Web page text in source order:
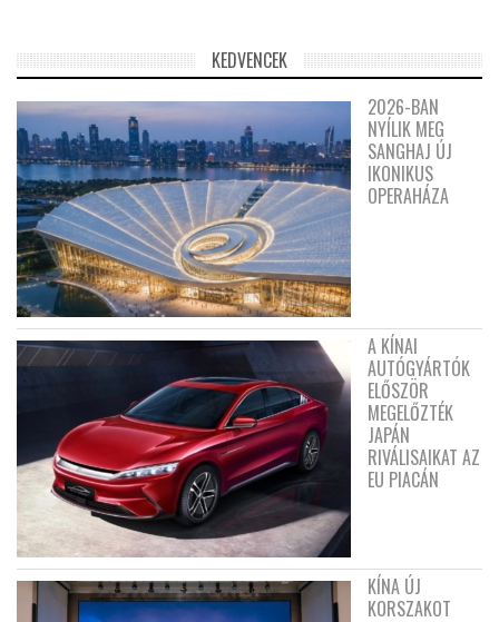
KEDVENCEK
2026-BAN
NYÍLIK MEG
SANGHAJ ÚJ
IKONIKUS
OPERAHÁZA
A KÍNAI
AUTÓGYÁRTÓK
ELŐSZÖR
MEGELŐZTÉK
JAPÁN
RIVÁLISAIKAT AZ
EU PIACÁN
KÍNA ÚJ
KORSZAKOT